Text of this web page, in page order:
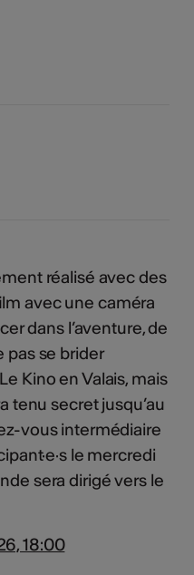
réalisé avec des
avec une caméra
dans l’aventure, de
pas se brider
Kino en Valais, mais
tenu secret jusqu’au
vous intermédiaire
le mercredi
sera dirigé vers le
18:00